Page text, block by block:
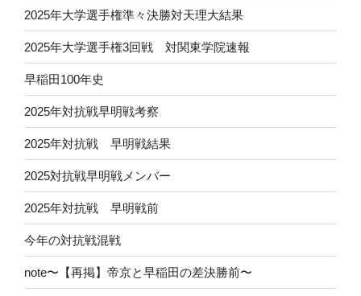
2025年大学選手権準々決勝対天理大結果
2025年大学選手権3回戦 対関東学院速報
早稲田100年史
2025年対抗戦早明戦考察
2025年対抗戦 早明戦結果
2025対抗戦早明戦メンバー
2025年対抗戦 早明戦前
今年の対抗戦混戦
note〜【再掲】帝京と早稲田の差決勝前〜